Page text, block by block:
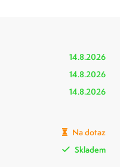
14.8.2026
14.8.2026
14.8.2026
Na dotaz
Skladem